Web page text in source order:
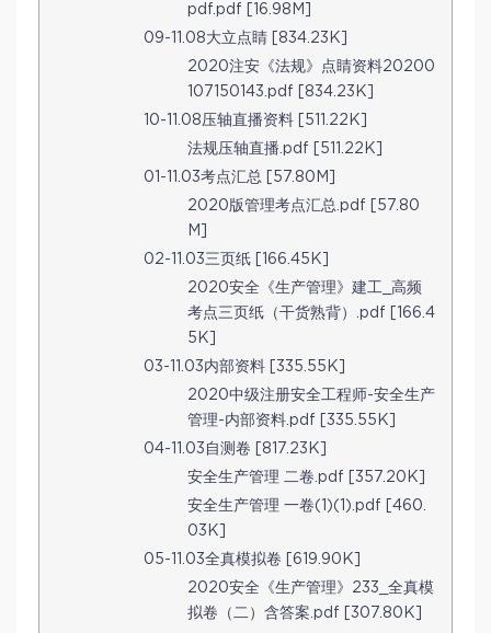
pdf.pdf [16.98M]
09-11.08大立点睛 [834.23K]
2020注安《法规》点睛资料20200
107150143.pdf [834.23K]
10-11.08压轴直播资料 [511.22K]
法规压轴直播.pdf [511.22K]
01-11.03考点汇总 [57.80M]
2020版管理考点汇总.pdf [57.80
M]
02-11.03三页纸 [166.45K]
2020安全《生产管理》建工_高频
考点三页纸（干货熟背）.pdf [166.4
5K]
03-11.03内部资料 [335.55K]
2020中级注册安全工程师-安全生产
管理-内部资料.pdf [335.55K]
04-11.03自测卷 [817.23K]
安全生产管理 二卷.pdf [357.20K]
安全生产管理 一卷(1)(1).pdf [460.
03K]
05-11.03全真模拟卷 [619.90K]
2020安全《生产管理》233_全真模
拟卷（二）含答案.pdf [307.80K]